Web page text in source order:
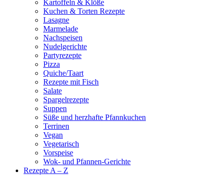
Kartoffeln & Klöße
Kuchen & Torten Rezepte
Lasagne
Marmelade
Nachspeisen
Nudelgerichte
Partyrezepte
Pizza
Quiche/Taart
Rezepte mit Fisch
Salate
Spargelrezepte
Suppen
Süße und herzhafte Pfannkuchen
Terrinen
Vegan
Vegetarisch
Vorspeise
Wok- und Pfannen-Gerichte
Rezepte A – Z